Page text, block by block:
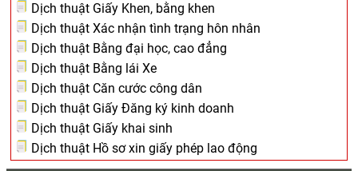
Dịch thuật Giấy Khen, bằng khen
Dịch thuật Xác nhận tình trạng hôn nhân
Dịch thuật Bằng đại học, cao đẳng
Dịch thuật Bằng lái Xe
Dịch thuật Căn cước công dân
Dịch thuật Giấy Đăng ký kinh doanh
Dịch thuật Giấy khai sinh
Dịch thuật Hồ sơ xin giấy phép lao động